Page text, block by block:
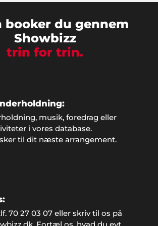
ideer, når man ikke selv har
en helt genial fest, takket være
Holbæk
kun 1 gang i livet, man holder sådan
er det jo dejligt, at alting er i orden
booker du gennem
Showbizz
trin for trin.
musik, foredrag eller
i vores database.
til dit næste arrangement.
70 27 03 07 eller skriv til os på